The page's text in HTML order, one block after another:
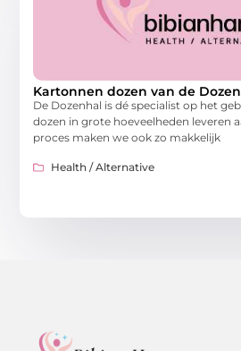
Kartonnen dozen van de
De Dozenhal is dé specialist op het
dozen in grote hoeveelheden leveren
proces maken we ook zo makkelijk
Health / Alternative